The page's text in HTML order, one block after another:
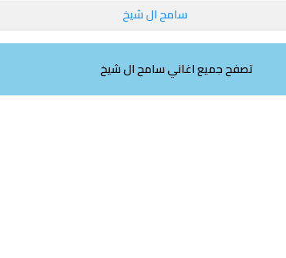
سامح ال شيخ
تصفح جميع اغاني سامح ال شيخ